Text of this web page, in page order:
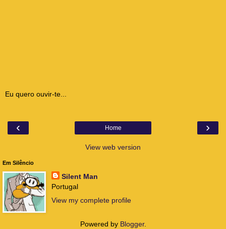
Eu quero ouvir-te...
‹ ›
Home
View web version
Em Silêncio
Silent Man
Portugal
View my complete profile
Powered by Blogger.